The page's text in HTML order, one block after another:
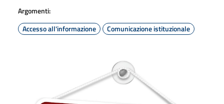
Argomenti:
Accesso all'informazione
Comunicazione istituzionale